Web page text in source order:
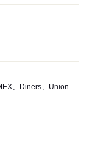
、Diners、Union